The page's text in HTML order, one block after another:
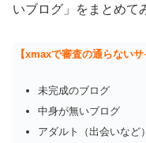
いブログ」をまとめて
【xmaxで審査の通らないサ
未完成のブログ
中身が無いブログ
アダルト（出会いなど）